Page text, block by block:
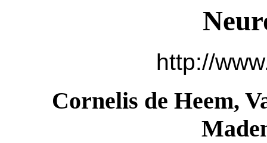
http://
Cornelis de Heem,